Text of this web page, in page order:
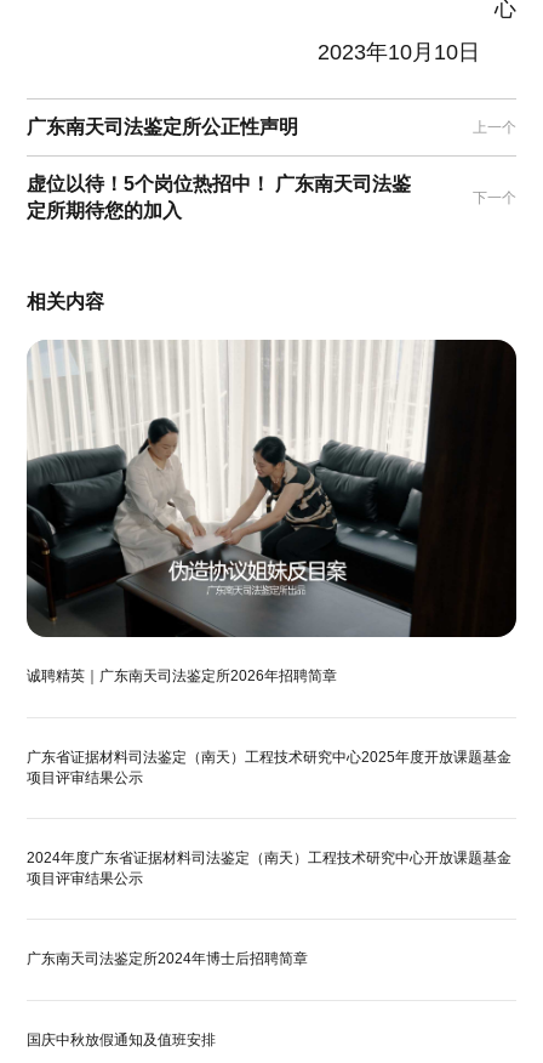
心
2023年10月10日
广东南天司法鉴定所公正性声明 上一个
虚位以待！5个岗位热招中！ 广东南天司法鉴
定所期待您的加入
下一个
相关内容
诚聘精英｜广东南天司法鉴定所2026年招聘简章
广东省证据材料司法鉴定（南天）工程技术研究中心2025年度开放课题基金
项目评审结果公示
2024年度广东省证据材料司法鉴定（南天）工程技术研究中心开放课题基金
项目评审结果公示
广东南天司法鉴定所2024年博士后招聘简章
国庆中秋放假通知及值班安排